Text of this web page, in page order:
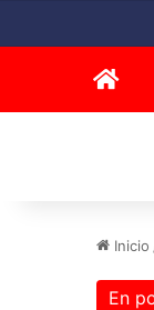
Inicio
En